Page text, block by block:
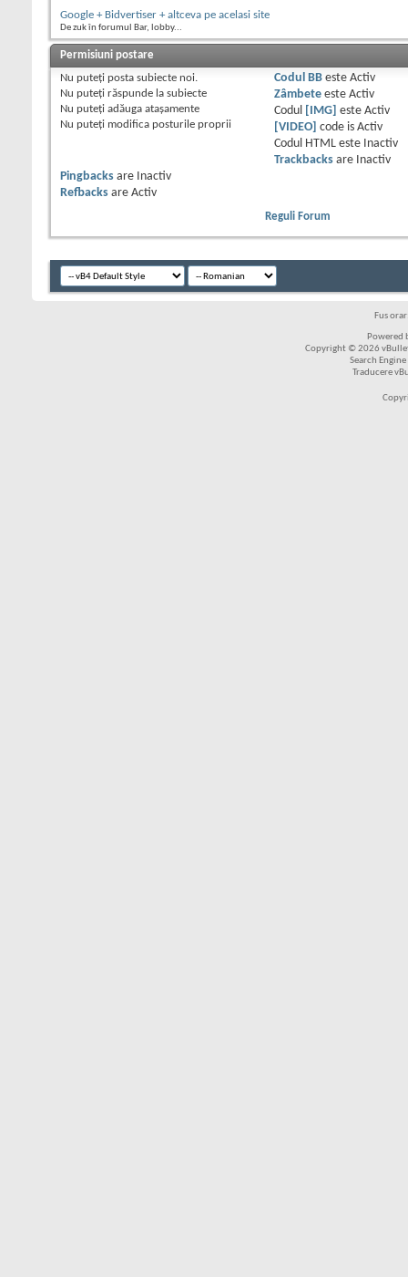
Google + Bidvertiser + altceva pe acelasi site
De zuk în forumul Bar, lobby...
Permisiuni postare
Nu puteţi posta subiecte noi.
Nu puteţi răspunde la subiecte
Nu puteţi adăuga ataşamente
Nu puteţi modifica posturile proprii
Codul BBeste Activ
Zâmbeteeste Activ
Codul
[IMG] este Activ
[VIDEO]
code is Activ
Codul HTML este
Inactiv
Trackbacksare
Inactiv
Pingbacks are
Inactiv
Refbacks are Activ
Reguli Forum
Fus
Powered
Copyright © 2026
Search
Traducere